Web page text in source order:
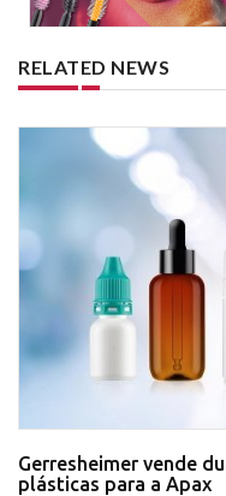
RELATED NEWS
Gerresheimer vende
plásticas para a Apax